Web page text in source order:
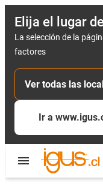
Elija el lugar
La selección de la
factores
Ver todas las
Ir a